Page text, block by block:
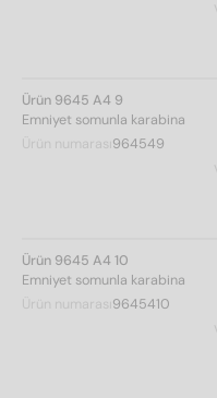
Ürün 9645 A4 9
Emniyet somunla karabina
Ürün numarası 964549
Ürün 9645 A4 10
Emniyet somunla karabina
Ürün numarası 9645410